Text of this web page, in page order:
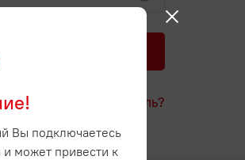
Забыли пароль?
Вы подключаетесь
и может привести к